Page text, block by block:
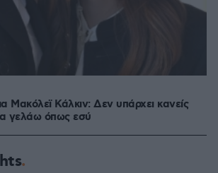
Μακόλεϊ Κάλκιν: Δεν υπάρχει κανείς
γελάω όπως εσύ